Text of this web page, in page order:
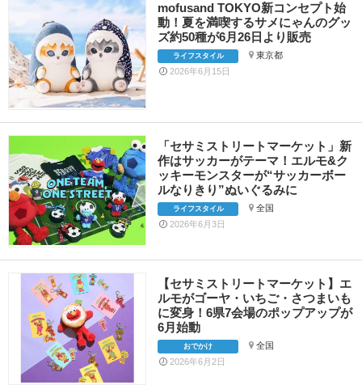
mofusand TOKYO新コンセプト始
動！夏を満喫するサメにゃんのグッ
ズ約50種が6月26日より販売
ライフスタイル
東京都
2026年6月15日
「セサミストリートマーケット」新
作はサッカーがテーマ！エルモ&ク
ッキーモンスターが“サッカーボー
ルなりきり”ぬいぐるみに
ライフスタイル
全国
2026年6月3日
【セサミストリートマーケット】エ
ルモがゴーヤ・いちご・さつまいも
に変身！6県7会場のポップアップが
6月始動
おでかけ
全国
2026年6月2日